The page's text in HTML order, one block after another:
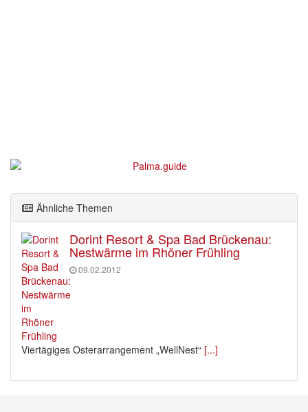
Ähnliche Themen
Dorint Resort & Spa Bad Brückenau:
Nestwärme im Rhöner Frühling
09.02.2012
Viertägiges Osterarrangement „WellNest“ [...]